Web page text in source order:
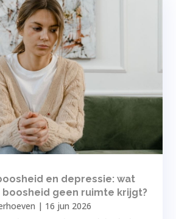
en depressie: wat
geen ruimte krijgt?
| 16 jun 2026